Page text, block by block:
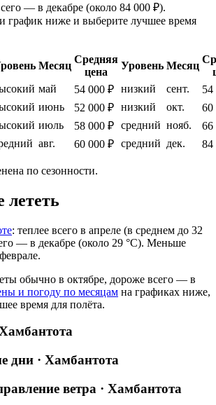
— в декабре (около 84 000 ₽).
график ниже и выберите лучшее время
Месяц
Средняя
цена
Уровень Месяц
май 54 000 ₽ низкий сент.
54
июнь 52 000 ₽ низкий окт.
60
июль 58 000 ₽ средний нояб.
66
авг. 60 000 ₽ средний дек. 84
по сезонности.
лететь
: теплее всего в апреле (в среднем до 32
— в декабре (около 29 °C). Меньше
обычно в октябре, дороже всего — в
и погоду по месяцам на графиках ниже,
время для полёта.
дни · Хамбантота
ветра · Хамбантота